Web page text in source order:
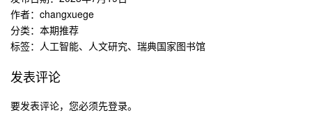
作者： changxuege
分类： 本期推荐
标签： 人工智能、 人文研究、 瑞典国家图书馆
发表评论
要发表评论，您必须先登录。